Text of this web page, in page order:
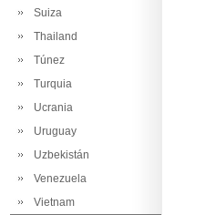
Suiza
Thailand
Túnez
Turquia
Ucrania
Uruguay
Uzbekistán
Venezuela
Vietnam